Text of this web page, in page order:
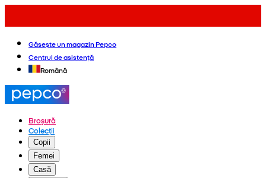
Găsește un magazin Pepco
Centrul de asistență
Română
Broșură
Colecții
Copii
Femei
Casă